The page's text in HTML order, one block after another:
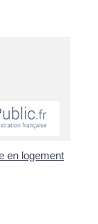
en logement